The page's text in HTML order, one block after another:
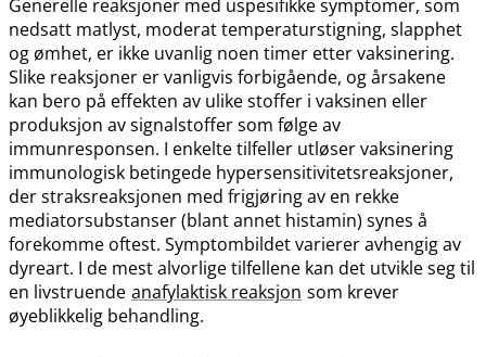
Generelle reaksjoner med uspesifikke symptomer, som
nedsatt matlyst, moderat temperaturstigning, slapphet
og ømhet, er ikke uvanlig noen timer etter vaksinering.
Slike reaksjoner er vanligvis forbigående, og årsakene
kan bero på effekten av ulike stoffer i vaksinen eller
produksjon av signalstoffer som følge av
immunresponsen. I enkelte tilfeller utløser vaksinering
immunologisk betingede hypersensitivitetsreaksjoner,
der straksreaksjonen med frigjøring av en rekke
mediatorsubstanser (blant annet histamin) synes å
forekomme oftest. Symptombildet varierer avhengig av
dyreart. I de mest alvorlige tilfellene kan det utvikle seg til
en livstruende anafylaktisk reaksjon som krever
øyeblikkelig behandling.